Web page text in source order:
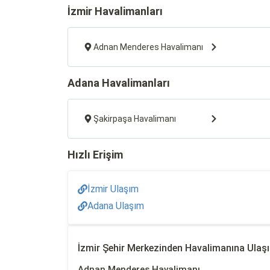
İzmir Havalimanları
Adnan Menderes Havalimanı
Adana Havalimanları
Şakirpaşa Havalimanı
Hızlı Erişim
İzmir Ulaşım
Adana Ulaşım
İzmir Şehir Merkezinden Havalimanına